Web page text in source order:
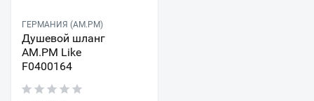
ГЕРМАНИЯ (AM.PM)
Душевой шланг
AM.PM Like
F0400164